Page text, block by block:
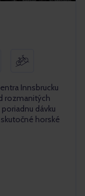
Innsbrucku
rozmanitých
dávku
horské